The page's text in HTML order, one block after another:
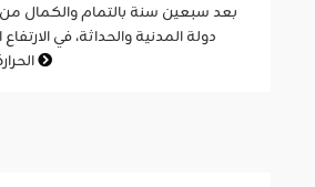
دولة المدنية والحداثة، في